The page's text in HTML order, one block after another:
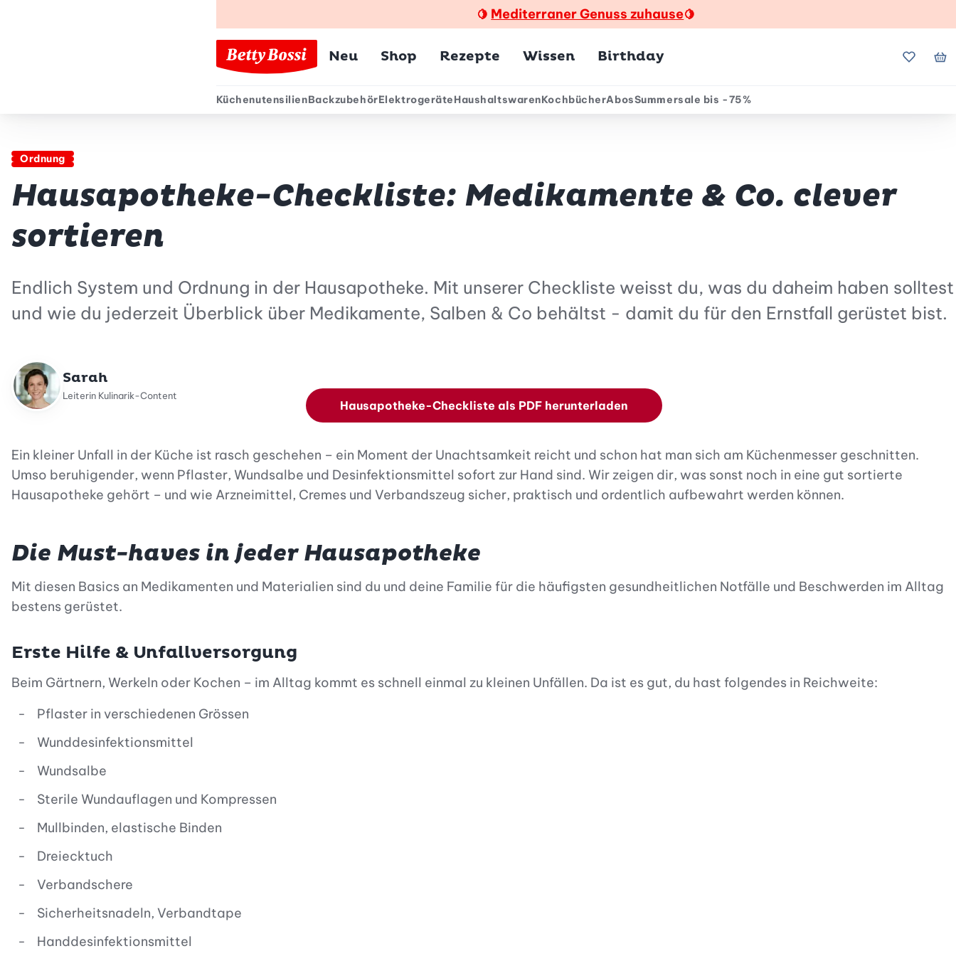
🍋 Mediterraner Genuss zuhause🍋
Hauptmenü
Neu Shop Rezepte Wissen Birthday Meine
Sekundärmenü
KüchenutensilienBackzubehörElektrogeräteHaushaltswarenKochbücherAbosSummersale bis -75%
Ordnung
Hausapotheke-Checkliste: Medikamente & Co. clever
sortieren
Endlich System und Ordnung in der Hausapotheke. Mit unserer Checkliste weisst du, was du daheim haben solltest
und wie du jederzeit Überblick über Medikamente, Salben & Co behältst - damit du für den Ernstfall gerüstet bist.
Sarah
Leiterin Kulinarik-Content
Hausapotheke-Checkliste als PDF herunterladen
Ein kleiner Unfall in der Küche ist rasch geschehen – ein Moment der Unachtsamkeit reicht und schon hat man sich am Küchenmesser geschnitten.
Umso beruhigender, wenn Pflaster, Wundsalbe und Desinfektionsmittel sofort zur Hand sind. Wir zeigen dir, was sonst noch in eine gut sortierte
Hausapotheke gehört – und wie Arzneimittel, Cremes und Verbandszeug sicher, praktisch und ordentlich aufbewahrt werden können.
Die Must-haves in jeder Hausapotheke
Mit diesen Basics an Medikamenten und Materialien sind du und deine Familie für die häufigsten gesundheitlichen Notfälle und Beschwerden im Alltag
bestens gerüstet.
Erste Hilfe & Unfallversorgung
Beim Gärtnern, Werkeln oder Kochen – im Alltag kommt es schnell einmal zu kleinen Unfällen. Da ist es gut, du hast folgendes in Reichweite:
Pflaster in verschiedenen Grössen
Wunddesinfektionsmittel
Wundsalbe
Sterile Wundauflagen und Kompressen
Mullbinden, elastische Binden
Dreiecktuch
Verbandschere
Sicherheitsnadeln, Verbandtape
Handdesinfektionsmittel